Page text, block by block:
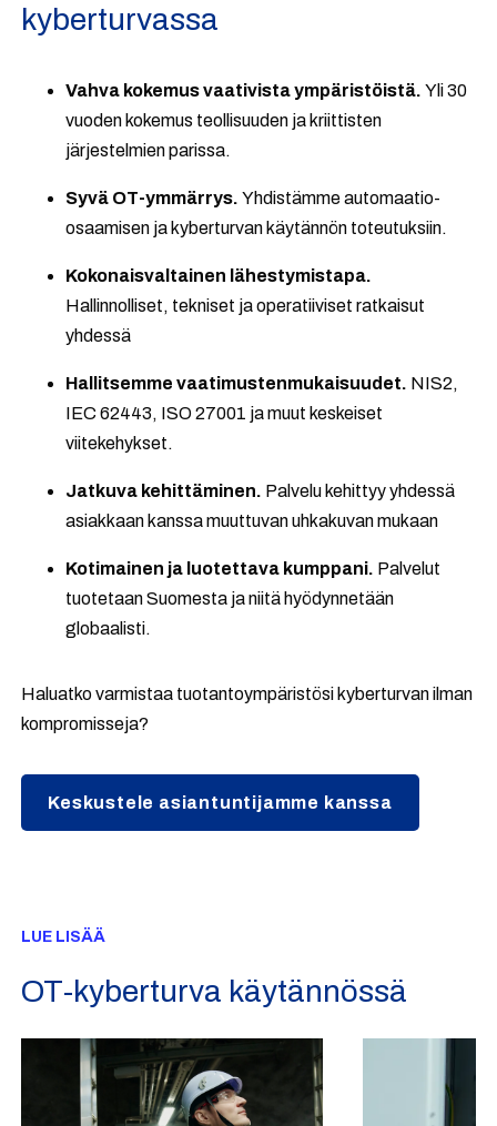
kyberturvassa
Vahva kokemus vaativista ympäristöistä.Yli 30
vuoden kokemus teollisuuden ja kriittisten
järjestelmien parissa.
Syvä OT-ymmärrys.Yhdistämme automaatio-
osaamisen ja kyberturvan käytännön toteutuksiin.
Kokonaisvaltainen lähestymistapa.
Hallinnolliset, tekniset ja operatiiviset ratkaisut
yhdessä
Hallitsemme vaatimustenmukaisuudet. NIS2,
IEC 62443, ISO 27001 ja muut keskeiset
viitekehykset.
Jatkuva kehittäminen. Palvelu kehittyy yhdessä
asiakkaan kanssa muuttuvan uhkakuvan mukaan
Kotimainen ja luotettava kumppani. Palvelut
tuotetaan Suomesta ja niitä hyödynnetään
globaalisti.
Haluatko varmistaa tuotantoympäristösi kyberturvan ilman
kompromisseja?
Keskustele asiantuntijamme kanssa
LUE LISÄÄ
OT-kyberturva käytännössä